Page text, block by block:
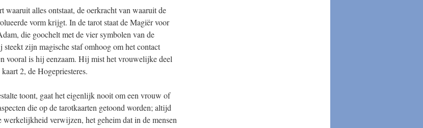
waaruit alles ontstaat, de oerkracht van waaruit de
vorm krijgt. In de tarot staat de Magiër voor
die goochelt met de vier symbolen van de
zijn magische staf omhoog om het contact
vooral is hij eenzaam. Hij mist het vrouwelijke deel
2, de Hogepriesteres.
toont, gaat het eigenlijk nooit om een vrouw of
die op de tarotkaarten getoond worden; altijd
werkelijkheid verwijzen, het geheim dat in de mensen